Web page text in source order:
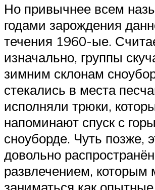
Но привычнее всем
годами зарождения
течения 1960-ые.
изначально, группы
зимним склонам
стекались в места
исполняли трюки,
напоминают спуск с
сноуборде. Чуть позже,
довольно
развлечением, которым